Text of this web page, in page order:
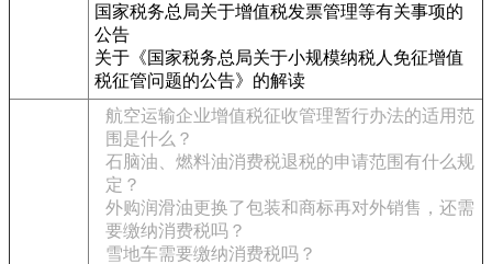
国家税务总局关于增值税发票管理等有关事项的
公告
关于《国家税务总局关于小规模纳税人免征增值
税征管问题的公告》的解读
航空运输企业增值税征收管理暂行办法的适用范
围是什么？
石脑油、燃料油消费税退税的申请范围有什么规
定？
外购润滑油更换了包装和商标再对外销售，还需
要缴纳消费税吗？
雪地车需要缴纳消费税吗？